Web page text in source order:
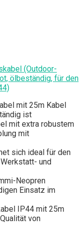
(Outdoor-
ölbeständig, für den
mit 25m Kabel
ist
mit extra robustem
mit
sich ideal für den
und
Neopren
Einsatz im
IP44 mit 25m
von